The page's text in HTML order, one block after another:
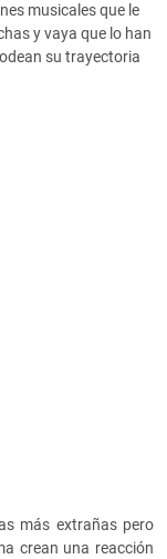
musicales que le
y vaya que lo han
su trayectoria
más extrañas pero
crean una reacción